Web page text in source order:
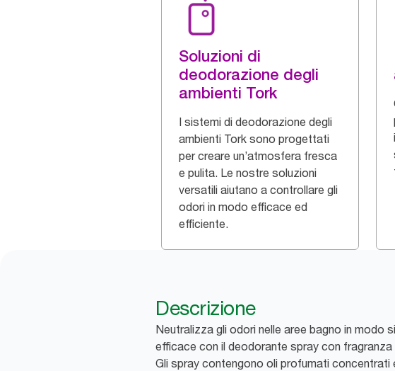
Soluzioni di
deodorazione degli
ambienti Tork
I sistemi di deodorazione degli
ambienti Tork sono progettati
per creare un’atmosfera fresca
e pulita. Le nostre soluzioni
versatili aiutano a controllare gli
odori in modo efficace ed
efficiente.
Descrizione
Neutralizza gli odori nelle aree bagno in modo
efficace con il deodorante spray con
Gli spray contengono oli profumati concentrati